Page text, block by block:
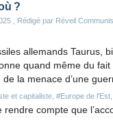
?
, Rédigé par Réveil
et capitaliste #Europe de l'Est
allemands Taurus,
quand même du
de la menace d’une
compte que